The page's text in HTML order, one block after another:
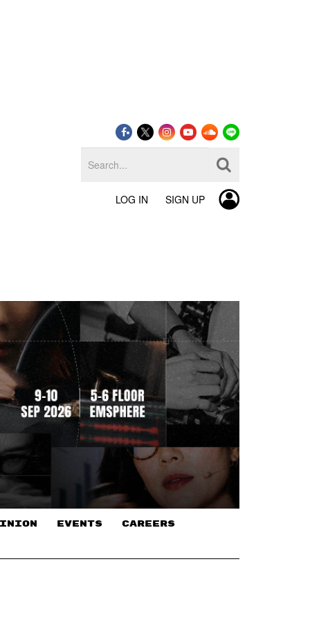
LOG IN SIGN UP
EVENTS CAREERS